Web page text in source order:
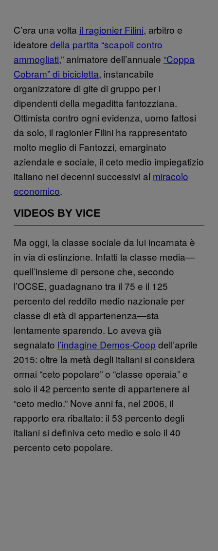
C’era una volta il ragionier Filini, arbitro e
ideatore della partita “scapoli contro
ammogliati,” animatore dell’annuale “Coppa
Cobram” di bicicletta, instancabile
organizzatore di gite di gruppo per i
dipendenti della megaditta fantozziana.
Ottimista contro ogni evidenza, uomo fattosi
da solo, il ragionier Filini ha rappresentato
molto meglio di Fantozzi, emarginato
aziendale e sociale, il ceto medio impiegatizio
italiano nei decenni successivi al miracolo
economico.
VIDEOS BY VICE
Ma oggi, la classe sociale da lui incarnata è
in via di estinzione. Infatti la classe media—
quell’insieme di persone che, secondo
l’OCSE, guadagnano tra il 75 e il 125
percento del reddito medio nazionale per
classe di età di appartenenza—sta
lentamente sparendo. Lo aveva già
segnalato l’indagine Demos-Coop dell’aprile
2015: oltre la metà degli italiani si considera
ormai “ceto popolare” o “classe operaia” e
solo il 42 percento sente di appartenere al
“ceto medio.” Nove anni fa, nel 2006, il
rapporto era ribaltato: il 53 percento degli
italiani si definiva ceto medio e solo il 40
percento ceto popolare.